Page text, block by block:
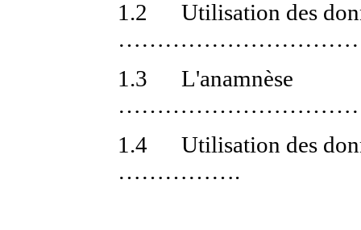
1.2
Utilisation des
1.3
L'anamnèse
1.4
Utilisation des
…………….